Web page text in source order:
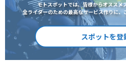
モトスポットでは、皆様からオススメ
全ライダーのための最高なサービス作りに、
スポットを登